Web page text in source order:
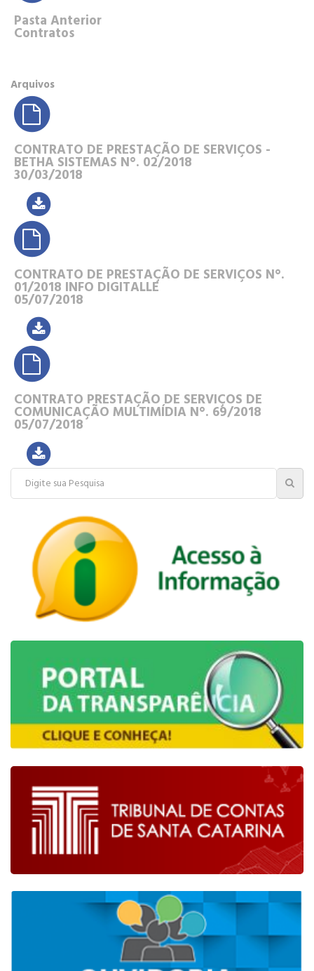
Pasta Anterior
Contratos
Arquivos
CONTRATO DE PRESTAÇÃO DE SERVIÇOS -
BETHA SISTEMAS N°. 02/2018
30/03/2018
CONTRATO DE PRESTAÇÃO DE SERVIÇOS N°.
01/2018 INFO DIGITALLE
05/07/2018
CONTRATO PRESTAÇÃO DE SERVIÇOS DE
COMUNICAÇÃO MULTIMÍDIA N°. 69/2018
05/07/2018